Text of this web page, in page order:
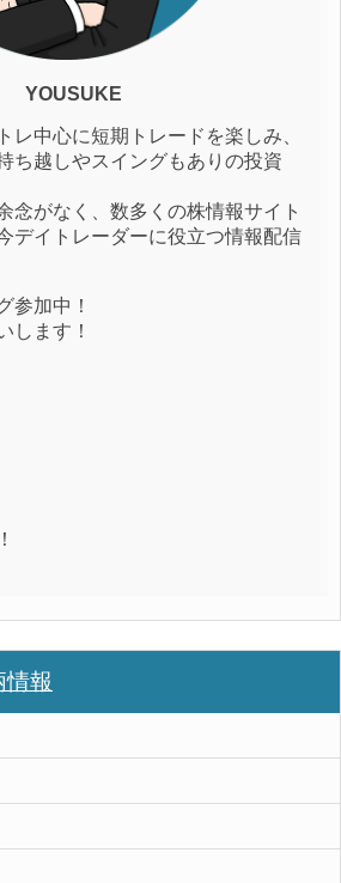
YOUSUKE
レ中心に短期トレードを楽しみ、
ち越しやスイングもありの投資
念がなく、数多くの株情報サイト
デイトレーダーに役立つ情報配信
参加中！
します！
情報